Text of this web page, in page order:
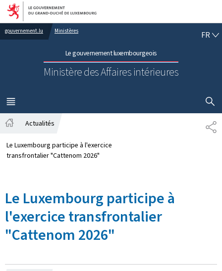
Aller au menu principal
Aller au contenu
gouvernement.lu Ministères
Le gouvernement luxembourgeois
Ministère des Affaires intérieures
FR
MENU
PRINCIPAL
Actualités
Le Luxembourg participe à l'exercice
transfrontalier "Cattenom 2026"
Le Luxembourg participe à
l'exercice transfrontalier
"Cattenom 2026"